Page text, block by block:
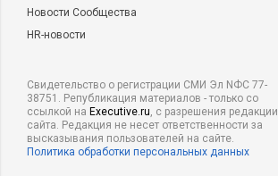
Новости Сообщества
HR-новости
Свидетельство о регистрации СМИ Эл NФС 77-
38751. Републикация материалов - только со
ссылкой на Executive.ru, с разрешения редакции
сайта. Редакция не несет ответственности за
высказывания пользователей на сайте.
Политика обработки персональных данных